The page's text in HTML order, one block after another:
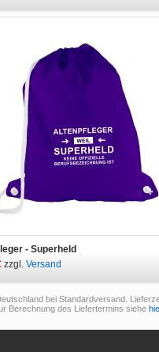
- Superheld
zzgl. Versand
bei Standardversand.
Berechnung des Liefertermins siehe